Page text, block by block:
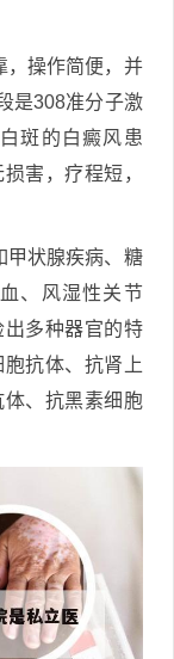
，操作简便，并
是308准分子激
斑的白癜风患
害，疗程短，
甲状腺疾病、糖
、风湿性关节
多种器官的特
抗体、抗肾上
、抗黑素细胞